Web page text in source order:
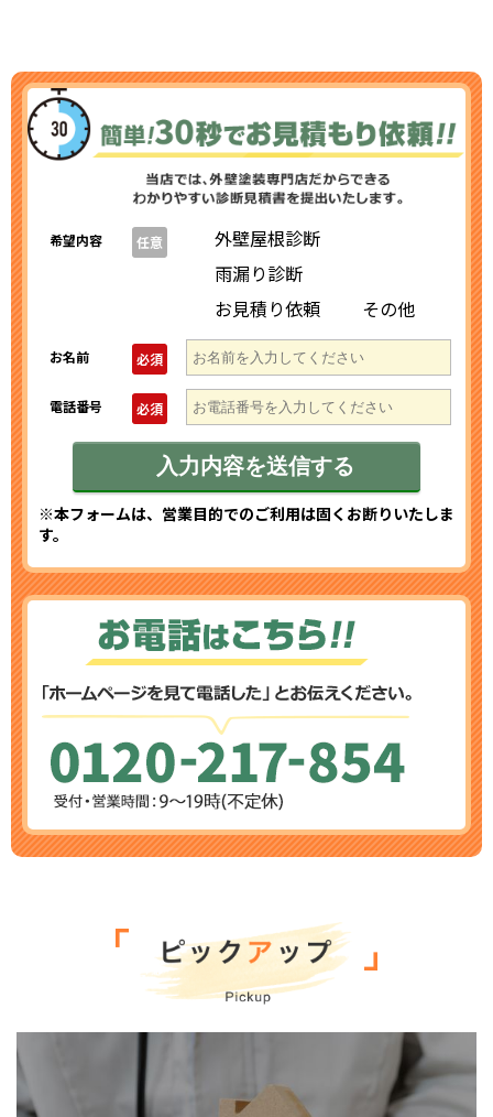
希望内容 任意
外壁屋根診断
雨漏り診断
お見積り依頼
その他
お名前 必須
電話番号 必須
※本フォームは、営業目的でのご利用は固くお断りいたしま
す。